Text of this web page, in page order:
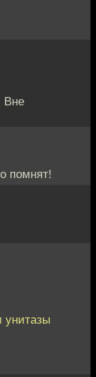
Вне
помнят!
унитазы